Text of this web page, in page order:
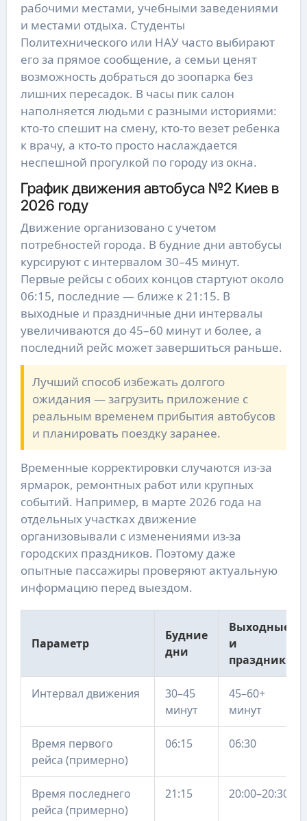
рабочими местами, учебными заведениями
и местами отдыха. Студенты
Политехнического или НАУ часто выбирают
его за прямое сообщение, а семьи ценят
возможность добраться до зоопарка без
лишних пересадок. В часы пик салон
наполняется людьми с разными историями:
кто-то спешит на смену, кто-то везет ребенка
к врачу, а кто-то просто наслаждается
неспешной прогулкой по городу из окна.
График движения автобуса №2 Киев в
2026 году
Движение организовано с учетом
потребностей города. В будние дни автобусы
курсируют с интервалом 30–45 минут.
Первые рейсы с обоих концов стартуют около
06:15, последние — ближе к 21:15. В
выходные и праздничные дни интервалы
увеличиваются до 45–60 минут и более, а
последний рейс может завершиться раньше.
Лучший способ избежать долгого
ожидания — загрузить приложение с
реальным временем прибытия автобусов
и планировать поездку заранее.
Временные корректировки случаются из-за
ярмарок, ремонтных работ или крупных
событий. Например, в марте 2026 года на
отдельных участках движение
организовывали с изменениями из-за
городских праздников. Поэтому даже
опытные пассажиры проверяют актуальную
информацию перед выездом.
Параметр
Будние
дни
Выходные
и
праздники
Интервал движения
30–45
минут
45–60+
минут
Время первого
рейса (примерно)
06:15 06:30
Время последнего
рейса (примерно)
21:15 20:00–20:30